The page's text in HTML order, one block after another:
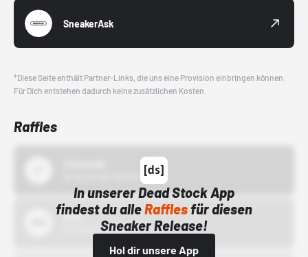
SneakerAsk
*Diese Seite enthält Partner-Links, die uns eine Provision einbringen können.
Für Dich entstehen dadurch keine zusätzlichen Kosten.
Raffles
In unserer Dead Stock App
findest du alleRafflesfür diesen
Sneaker Release!
Hol dir unsere App
Bstn
01.10.22 00:00 Uhr